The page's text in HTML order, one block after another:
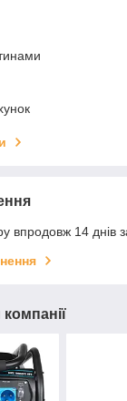
впродовж 14 днів